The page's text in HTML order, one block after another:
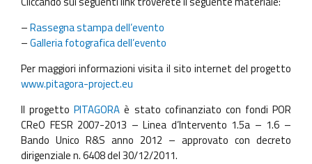
–Rassegna stampa dell’evento
–Galleria fotografica dell’evento
Per maggiori informazioni visita il sito internet del progetto
www.pitagora-project.eu
Il progettoPITAGORA è stato cofinanziato con fondi POR
CReO FESR 2007-2013 – Linea d’Intervento 1.5a – 1.6 –
Bando Unico R&S anno 2012 – approvato con decreto
dirigenziale n. 6408 del 30/12/2011.